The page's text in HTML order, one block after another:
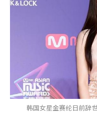
韩国女星金赛纶日前辞